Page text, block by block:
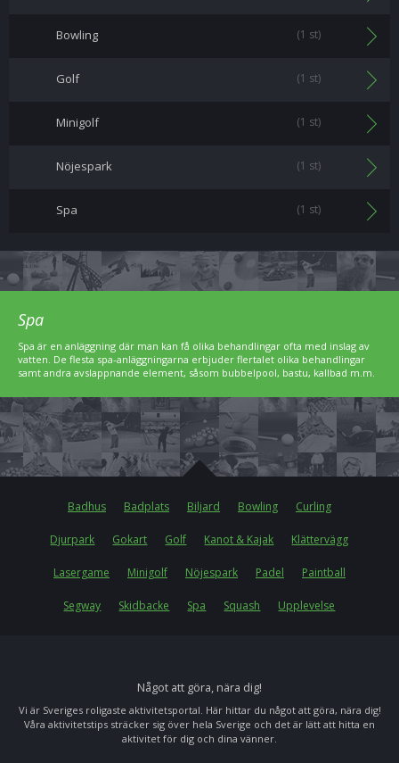
Bowling (1 st)
Golf (1 st)
Minigolf (1 st)
Nöjespark (1 st)
Spa (1 st)
Spa
Spa är en anläggning där man kan få olika behandlingar ofta med inslag av
vatten. De flesta spa-anläggningarna erbjuder flertalet olika behandlingar
samt andra avslappnande element, såsom bubbelpool, bastu, kallbad m.m.
Badhus Badplats Biljard Bowling Curling
Djurpark Gokart Golf Kanot & Kajak Klättervägg
Lasergame Minigolf Nöjespark Padel Paintball
Segway Skidbacke Spa Squash Upplevelse
Något att göra, nära dig!
Vi är Sveriges roligaste aktivitetsportal. Här hittar du något att göra, nära dig!
Våra aktivitetstips sträcker sig över hela Sverige och det är lätt att hitta en
aktivitet för dig och dina vänner.